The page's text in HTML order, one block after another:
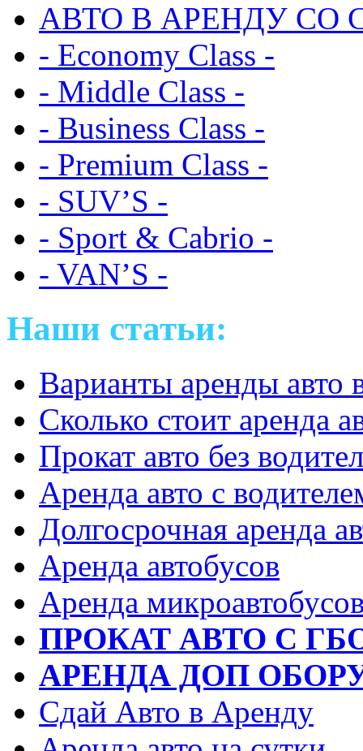
АВТО В АРЕНДУ СО
- Economy Class -
- Middle Class -
- Business Class -
- Premium Class -
- SUV’S -
- Sport & Cabrio -
- VAN’S -
Наши статьи:
Варианты аренды авто
Сколько стоит аренда
Прокат авто без
Аренда авто с
Долгосрочная аренда
Аренда автобусов
Аренда
ПРОКАТ АВТО С
АРЕНДА ДОП
Сдай Авто в Аренду